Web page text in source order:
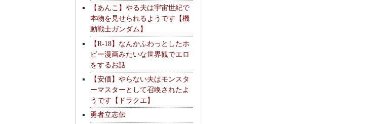
【あんこ】やる夫は宇宙世紀で
本物を見せられるようです【機
動戦士ガンダム】
【R-18】なんかふわっとしたホ
ビー漫画みたいな世界観でエロ
をするお話
【安価】やらない夫はモンスタ
ーマスターとして召喚されたよ
うです【ドラクエ】
勇者立志伝